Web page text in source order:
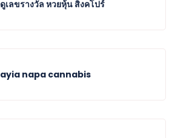
ดูเลขรางวัล หวยหุ้น สิงคโปร์
ayia napa cannabis